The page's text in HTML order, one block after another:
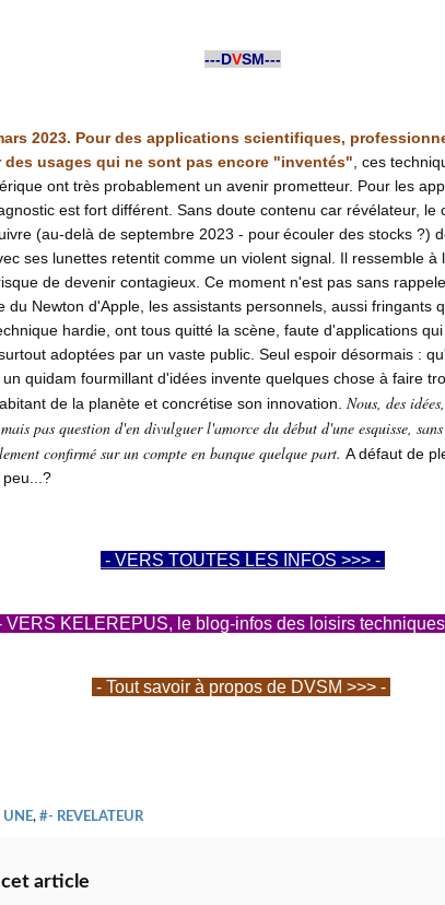
---DVSM---
2023. Pour des applications scientifiques,
usages qui ne sont pas encore "inventés" , ces
ont très probablement un avenir prometteur. Pour les
est fort différent. Sans doute contenu car révélateur, le
(au-delà de septembre 2023 - pour.écouler des stocks ?)
ses lunettes retentit comme un violent signal. Il ressemble à
de devenir contagieux. Ce moment n'est pas sans
du Newton d'Apple, les assistants personnels, aussi fringants
hardie, ont tous quitté la scène, faute d'applications
adoptées par un vaste public. Seul espoir désormais :
quidam fourmillant d'idées invente quelques chose à faire
de la planète et concrétise son innovation. Nous, des
pas question d'en divulguer l'amorce du début d'une esquisse,
confirmé sur un compte en banque quelque part. A défaut de
- VERS TOUTES LES INFOS >>> -
VERS KELEREPUS, le blog-infos des loisirs
- Tout savoir à propos de DVSM >>> -
UNE, #- REVELATEUR
article